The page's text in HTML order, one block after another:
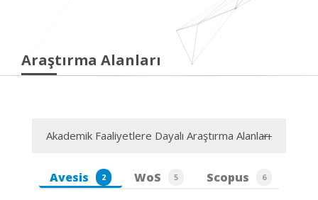
Araştırma Alanları
Akademik Faaliyetlere Dayalı Araştırma Alanları
Avesis 2 WoS 5 Scopus 6